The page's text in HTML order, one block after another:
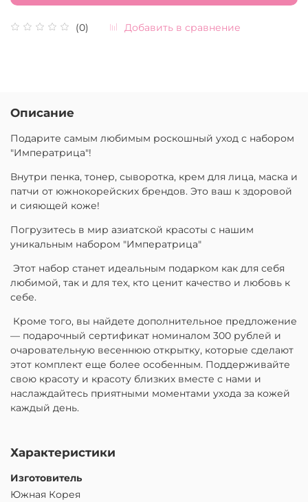
(0) Добавить в сравнение
Описание
Подарите самым любимым роскошный уход с набором
"Императрица"!
Внутри пенка, тонер, сыворотка, крем для лица, маска и
патчи от южнокорейских брендов. Это ваш к здоровой
и сияющей коже!
Погрузитесь в мир азиатской красоты с нашим
уникальным набором "Императрица"
Этот набор станет идеальным подарком как для себя
любимой, так и для тех, кто ценит качество и любовь к
себе.
Кроме того, вы найдете дополнительное предложение
— подарочный сертификат номиналом 300 рублей и
очаровательную весеннюю открытку, которые сделают
этот комплект еще более особенным. Поддерживайте
свою красоту и красоту близких вместе с нами и
наслаждайтесь приятными моментами ухода за кожей
каждый день.
Характеристики
Изготовитель
Южная Корея